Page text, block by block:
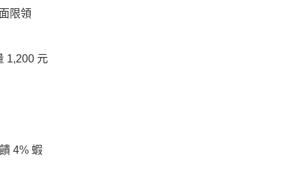
限領
1,200 元
4% 蝦